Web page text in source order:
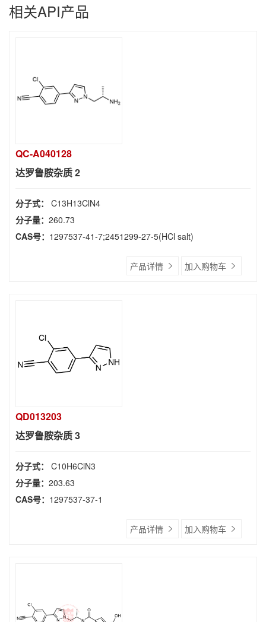
相关API产品
QC-A040128
达罗鲁胺杂质 2
分子式： C13H13ClN4
分子量： 260.73
CAS号： 1297537-41-7;2451299-27-5(HCl salt)
产品详情 加入购物车
QD013203
达罗鲁胺杂质 3
分子式： C10H6ClN3
分子量： 203.63
CAS号： 1297537-37-1
产品详情 加入购物车